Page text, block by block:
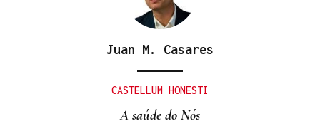
Juan M. Casares
CASTELLUM HONESTI
A saúde do Nós